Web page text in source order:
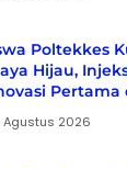
Poltekkes
Hijau,
Pertama
Agustus 2026